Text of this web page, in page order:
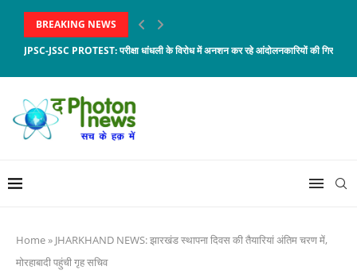
BREAKING NEWS
JPSC-JSSC PROTEST: परीक्षा धांधली के विरोध में अनशन कर रहे आंदोलनकारियों की गिर रही
Home» JHARKHAND NEWS: झारखंड स्थापना दिवस की तैयारियां अंतिम चरण में,
मोरहाबादी पहुंची गृह सचिव